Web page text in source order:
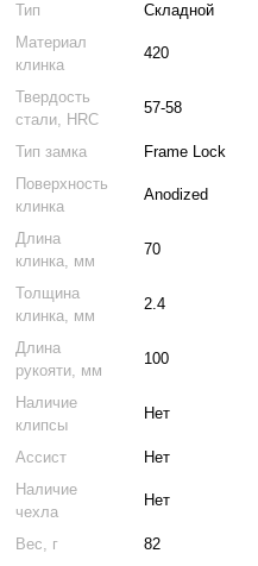
Тип
Складной
Материал
клинка
420
Твердость
стали, HRC
57-58
Тип замка
Frame Lock
Поверхность
клинка
Anodized
Длина
клинка, мм
70
Толщина
клинка, мм
2.4
Длина
рукояти, мм
100
Наличие
клипсы
Нет
Ассист
Нет
Наличие
чехла
Нет
Вес, г
82